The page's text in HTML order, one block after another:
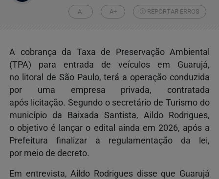
A- A+ REPORTAR ERROS
A cobrança da Taxa de Preservação Ambiental
(TPA) para entrada de veículos em Guarujá,
no litoral de São Paulo, terá a operação conduzida
por uma empresa privada, contratada
após licitação. Segundo o secretário de Turismo do
município da Baixada Santista, Aildo Rodrigues,
o objetivo é lançar o edital ainda em 2026, após a
Prefeitura finalizar a regulamentação da lei,
por meio de decreto.
Em entrevista, Aildo Rodrigues disse que Guarujá